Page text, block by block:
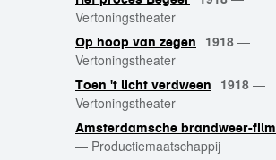
Vertoningstheater
Op hoop van zegen 1918 —
Vertoningstheater
Toen 't licht verdween 1918 —
Vertoningstheater
Amsterdamsche brandweer-film
— Productiemaatschappij